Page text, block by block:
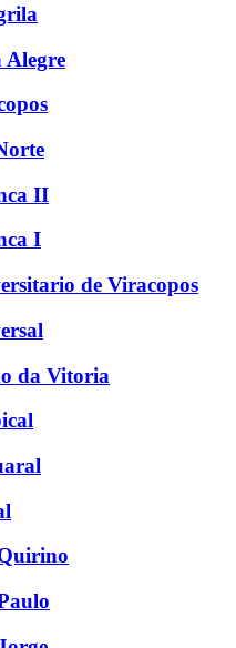
Alegre
II
I
de Viracopos
da Vitoria